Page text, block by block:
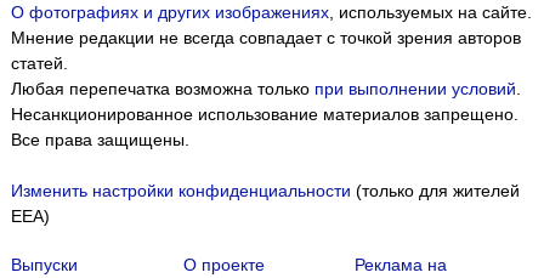
О фотографиях и других изображениях, используемых на сайте.
Мнение редакции не всегда совпадает с точкой зрения авторов
статей.
Любая перепечатка возможна только при выполнении условий
Несанкционированное использование материалов запрещено.
Все права защищены.
Изменить настройки конфиденциальности (только для жителей
EEA)
Выпуски
О проекте
Реклама на